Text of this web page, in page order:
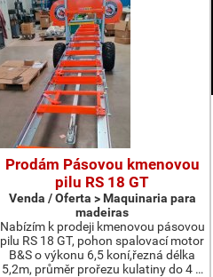
Prodám Pásovou kmenovou
pilu RS 18 GT
Venda / Oferta > Maquinaria para
madeiras
Nabízím k prodeji kmenovou pásovou
pilu RS 18 GT, pohon spalovací motor
B&S o výkonu 6,5 koní,řezná délka
5,2m, průměr prořezu kulatiny do 4 …